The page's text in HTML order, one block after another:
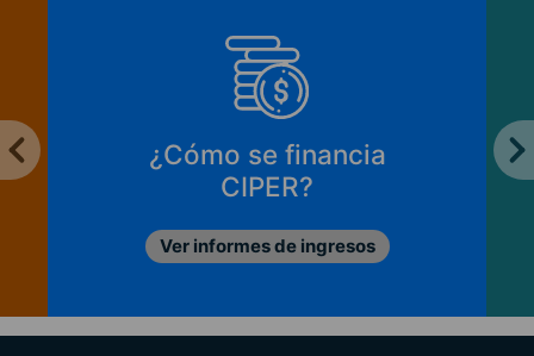
¿Cómo se financia
CIPER?
Ver informes de ingresos